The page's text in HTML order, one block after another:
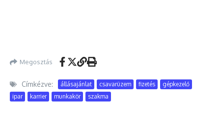
Megosztás
Címkézve: állásajánlat csavarüzem fizetés
gépkezelő
ipar
karrier munkakör szakma